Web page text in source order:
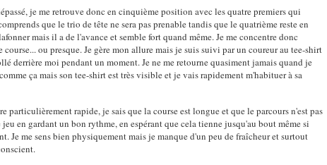
je me retrouve donc en cinquième position avec les quatre premiers qui
que le trio de tête ne sera pas prenable tandis que le quatrième reste en
mais il a de l'avance et semble fort quand même. Je me concentre donc
ou presque. Je gère mon allure mais je suis suivi par un coureur au tee-shirt
derrière moi pendant un moment. Je ne me retourne quasiment jamais quand je
ça mais son tee-shirt est très visible et je vais rapidement m'habituer à sa
particulièrement rapide, je sais que la course est longue et que le parcours n'est pas
en gardant un bon rythme, en espérant que cela tienne jusqu'au bout même si
Je me sens bien physiquement mais je manque d'un peu de fraîcheur et surtout